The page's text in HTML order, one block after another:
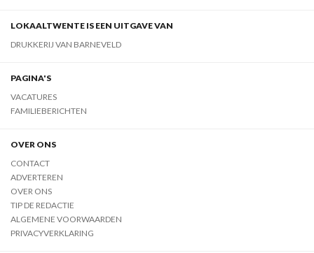
LOKAALTWENTE IS EEN UITGAVE VAN
DRUKKERIJ VAN BARNEVELD
PAGINA'S
VACATURES
FAMILIEBERICHTEN
OVER ONS
CONTACT
ADVERTEREN
OVER ONS
TIP DE REDACTIE
ALGEMENE VOORWAARDEN
PRIVACYVERKLARING